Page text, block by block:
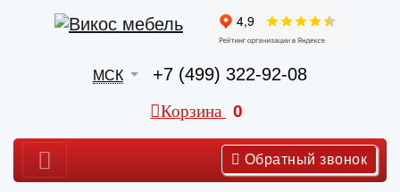
МСК +7 (499) 322-92-08
Корзина 0
Обратный звонок